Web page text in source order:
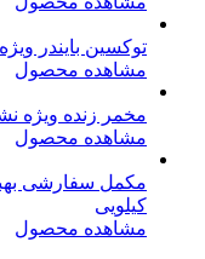
توکسین بایندر
مشاهده محصول
مخمر زنده ویژه
مشاهده محصول
کیلویی
مشاهده محصول